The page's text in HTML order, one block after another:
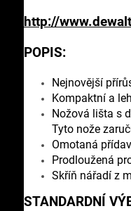
http://
POPIS:
Nejnovější
Kompaktní a
Nožová lišta s
Tyto nože
Omotaná
Prodloužená
Skříň nářadí z
STANDARDNÍ